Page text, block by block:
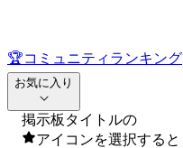
🏆コミュニティランキング
お気に入り
掲示板タイトルの
アイコンを選択すると